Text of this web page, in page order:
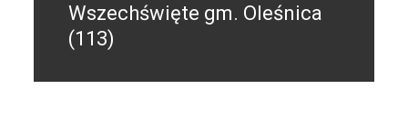
Wszechświęte gm. Oleśnica
(113)